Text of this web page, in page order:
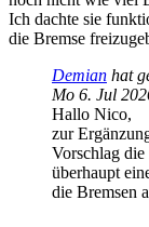
Ich dachte sie
die Bremse
Demian hat
Mo 6. Jul
Hallo Nico,
zur
Vorschlag
überhaupt
die Bremsen